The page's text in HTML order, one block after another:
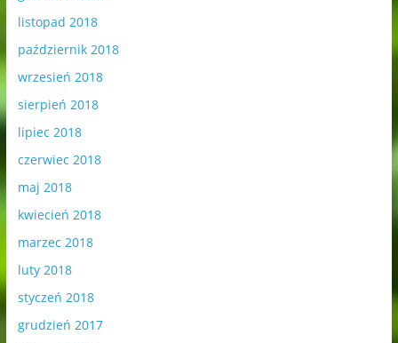
listopad 2018
październik 2018
wrzesień 2018
sierpień 2018
lipiec 2018
czerwiec 2018
maj 2018
kwiecień 2018
marzec 2018
luty 2018
styczeń 2018
grudzień 2017